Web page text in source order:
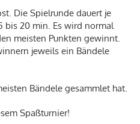
Die Spielrunde dauert je
bis 20 min. Es wird normal
meisten Punkten gewinnt.
jeweils ein Bändele
Bändele gesammlet hat.
Spaßturnier!